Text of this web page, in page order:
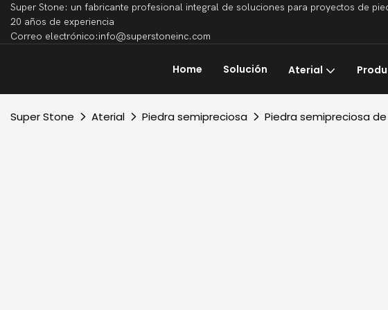
Super Stone: un fabricante profesional integral de soluciones para proyectos de
20 años de experiencia
Correo electrónico:info@superstoneinc.com
Home Solución Aterial
Super Stone Aterial Piedra semipreciosa Piedra semipreciosa